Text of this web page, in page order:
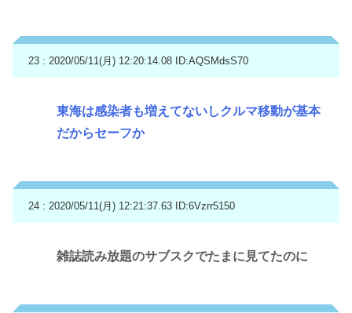
23 : 2020/05/11(月) 12:20:14.08 ID:AQSMdsS70
東海は感染者も増えてないしクルマ移動が基本
だからセーフか
24 : 2020/05/11(月) 12:21:37.63 ID:6Vzrr5150
雑誌読み放題のサブスクでたまに見てたのに